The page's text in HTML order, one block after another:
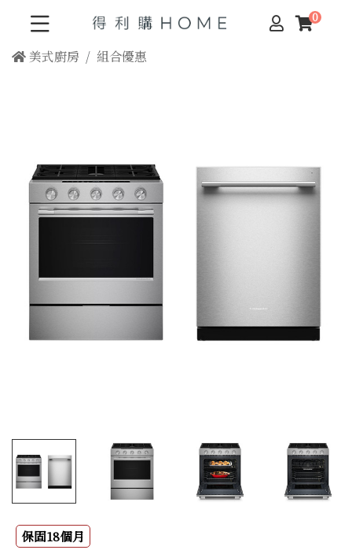
美式廚房 組合優惠
保固18個月